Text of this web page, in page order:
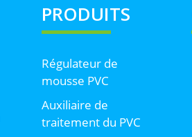
PRODUITS
Régulateur de
mousse PVC
Auxiliaire de
traitement du PVC